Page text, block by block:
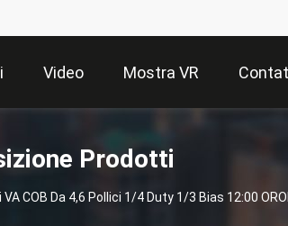
Video Mostra VR
Prodotti
COB Da 4,6 Pollici 1/4 Duty 1/3 Bias 12:00